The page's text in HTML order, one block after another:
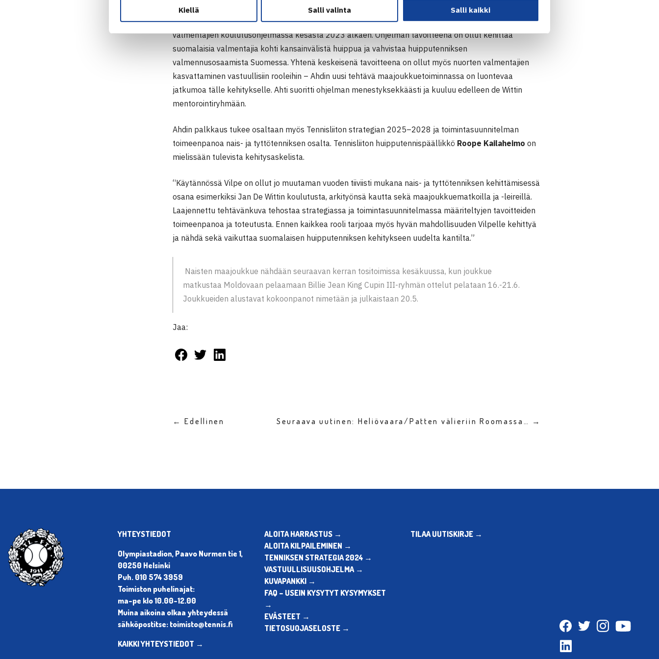
Kiellä Salli valinta Salli kaikki
29-vuotias Ahti on ollut mukana saksalaisen huippuvalmentajanJan de Wittinjohtamassa
valmentajien koulutusohjelmassa kesästä 2023 alkaen. Ohjelman tavoitteena on ollut kehittää
suomalaisia valmentajia kohti kansainvälistä huippua ja vahvistaa huipputenniksen
valmennusosaamista Suomessa. Yhtenä keskeisenä tavoitteena on ollut myös nuorten valmentajien
kasvattaminen vastuullisiin rooleihin – Ahdin uusi tehtävä maajoukkuetoiminnassa on luontevaa
jatkumoa tälle kehitykselle. Ahti suoritti ohjelman menestyksekkäästi ja kuuluu edelleen de Wittin
mentorointiryhmään.
Ahdin palkkaus tukee osaltaan myös Tennisliiton strategian 2025–2028 ja toimintasuunnitelman
toimeenpanoa nais- ja tyttötenniksen osalta. Tennisliiton huipputennispäällikkö Roope Kailaheimo on
mielissään tulevista kehitysaskelista.
“Käytännössä Vilpe on ollut jo muutaman vuoden tiiviisti mukana nais- ja tyttötenniksen kehittämisessä
osana esimerkiksi Jan De Wittin koulutusta, arkityönsä kautta sekä maajoukkuematkoilla ja -leireillä.
Laajennettu tehtävänkuva tehostaa strategiassa ja toimintasuunnitelmassa määriteltyjen tavoitteiden
toimeenpanoa ja toteutusta. Ennen kaikkea rooli tarjoaa myös hyvän mahdollisuuden Vilpelle kehittyä
ja nähdä sekä vaikuttaa suomalaisen huipputenniksen kehitykseen uudelta kantilta.”
Naisten maajoukkue nähdään seuraavan kerran tositoimissa kesäkuussa, kun joukkue
matkustaa Moldovaan pelaamaan Billie Jean King Cupin III-ryhmän ottelut pelataan 16.-21.6.
Joukkueiden alustavat kokoonpanot nimetään ja julkaistaan 20.5.
Jaa:
← Edellinen Seuraava uutinen: Heliövaara/Patten välieriin Roomassa… →
YHTEYSTIEDOT
Olympiastadion, Paavo Nurmen tie 1,
00250 Helsinki
Puh. 010 574 3959
Toimiston puhelinajat:
ma-pe klo 10.00-12.00
Muina aikoina olkaa yhteydessä
sähköpostitse: toimisto@tennis.fi
KAIKKI YHTEYSTIEDOT →
ALOITA HARRASTUS →
ALOITA KILPAILEMINEN →
TENNIKSEN STRATEGIA 2024 →
VASTUULLISUUSOHJELMA →
KUVAPANKKI →
FAQ – USEIN KYSYTYT KYSYMYKSET
→
EVÄSTEET →
TIETOSUOJASELOSTE →
TILAA UUTISKIRJE →